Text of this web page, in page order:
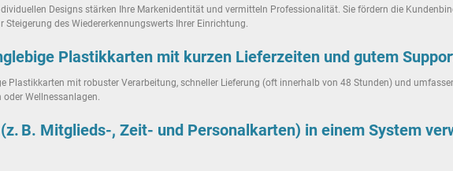
Designs stärken Ihre Markenidentität und vermitteln Professionalität. Sie fördern die
des Wiedererkennungswerts Ihrer Einrichtung.
Plastikkarten mit kurzen Lieferzeiten und gutem
Plastikkarten mit robuster Verarbeitung, schneller Lieferung (oft innerhalb von 48 Stunden) und
Wellnessanlagen.
B. Mitglieds-, Zeit- und Personalkarten) in einem System